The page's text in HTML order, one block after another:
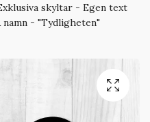
skyltar - Egen text
namn - "Tydligheten"